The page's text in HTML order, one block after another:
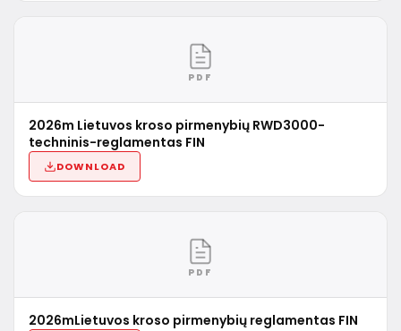
PDF
2026m Lietuvos kroso pirmenybių RWD3000-
techninis-reglamentas FIN
DOWNLOAD
PDF
2026mLietuvos kroso pirmenybių reglamentas FIN